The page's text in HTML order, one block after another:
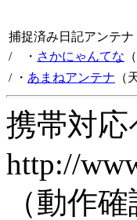
捕捉済み日記アンテナ
/ ・ さかにゃんてな
/ ・ あまねアンテナ （
携帯対応
http://
（動作